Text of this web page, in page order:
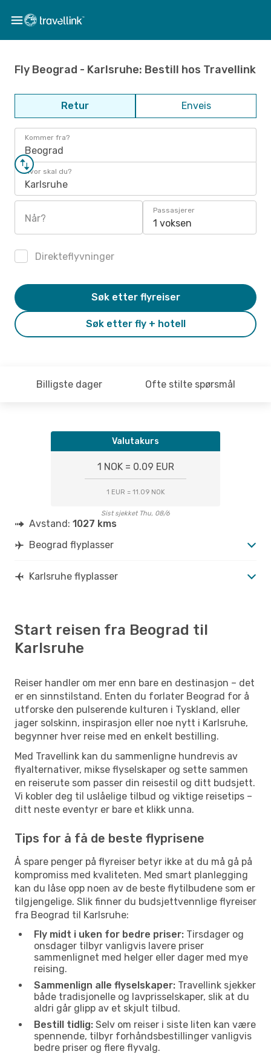
Fly Beograd - Karlsruhe: Bestill hos Travellink
Retur Enveis
Kommer fra?
Beograd
Hvor skal du?
Karlsruhe
Når?
Passasjerer
1 voksen
Direkteflyvninger
Søk etter fly + hotell
Søk etter flyreiser
Billigste dager Ofte stilte spørsmål
Valutakurs
1 NOK = 0.09 EUR
1 EUR = 11.09 NOK
Sist sjekket Thu, 08/6
Avstand: 1027 kms
Beograd flyplasser
Karlsruhe flyplasser
Start reisen fra Beograd til
Karlsruhe
Reiser handler om mer enn bare en destinasjon – det
er en sinnstilstand. Enten du forlater Beograd for å
utforske den pulserende kulturen i Tyskland, eller
jager solskinn, inspirasjon eller noe nytt i Karlsruhe,
begynner hver reise med en enkelt bestilling.
Med Travellink kan du sammenligne hundrevis av
flyalternativer, mikse flyselskaper og sette sammen
en reiserute som passer din reisestil og ditt budsjett.
Vi kobler deg til uslåelige tilbud og viktige reisetips –
ditt neste eventyr er bare et klikk unna.
Tips for å få de beste flyprisene
Å spare penger på flyreiser betyr ikke at du må gå på
kompromiss med kvaliteten. Med smart planlegging
kan du låse opp noen av de beste flytilbudene som er
tilgjengelige. Slik finner du budsjettvennlige flyreiser
fra Beograd til Karlsruhe:
Fly midt i uken for bedre priser: Tirsdager og
onsdager tilbyr vanligvis lavere priser
sammenlignet med helger eller dager med mye
reising.
Sammenlign alle flyselskaper: Travellink sjekker
både tradisjonelle og lavprisselskaper, slik at du
aldri går glipp av et skjult tilbud.
Bestill tidlig: Selv om reiser i siste liten kan være
spennende, tilbyr forhåndsbestillinger vanligvis
bedre priser og flere flyvalg.